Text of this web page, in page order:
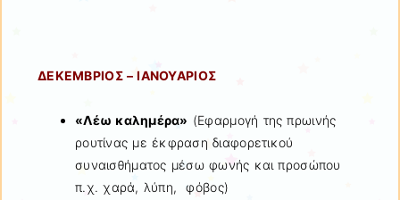
ΔΕΚΕΜΒΡΙΟΣ – ΙΑΝΟΥΑΡΙΟΣ
«Λέω καλημέρα» (Εφαρμογή της πρωινής
ρουτίνας με έκφραση διαφορετικού
συναισθήματος μέσω φωνής και προσώπου
π.χ. χαρά, λύπη, φόβος)